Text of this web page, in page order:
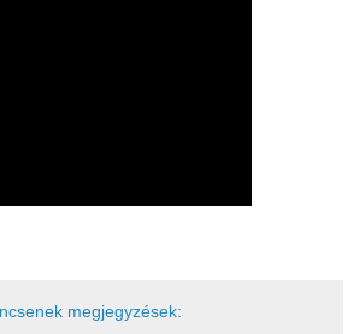
megjegyzések: